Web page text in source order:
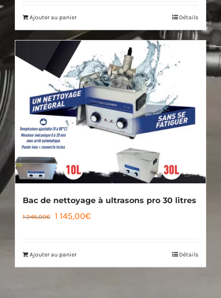
921,00€.789,00€.
Ajouter au panier Détails
Bac de nettoyage à ultrasons pro 30 litres
1 245,00€ Le
1 145,00€Le
Ajouter au panier Détails